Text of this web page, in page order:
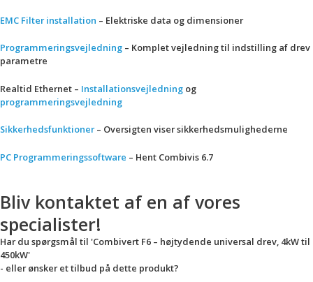
EMC Filter installation – Elektriske data og dimensioner
Programmeringsvejledning – Komplet vejledning til indstilling af drev
parametre
Realtid Ethernet – Installationsvejledning og
programmeringsvejledning
Sikkerhedsfunktioner– Oversigten viser sikkerhedsmulighederne
PC Programmeringssoftware – Hent Combivis 6.7
Bliv kontaktet af en af vores
specialister!
Har du spørgsmål til 'Combivert F6 – højtydende universal drev, 4kW til
450kW'
- eller ønsker et tilbud på dette produkt?